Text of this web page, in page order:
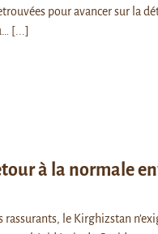
pour avancer sur la
[...]
à la normale
le Kirghizstan